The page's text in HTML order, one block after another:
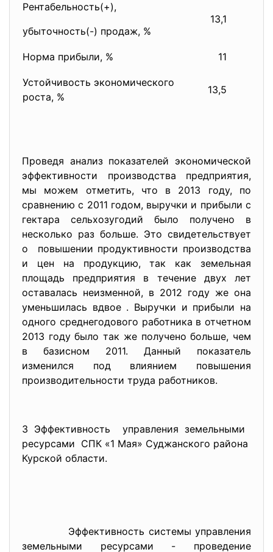
Рентабельность(+),
убыточность(-) продаж, %
13,1
Норма прибыли, % 11
Устойчивость экономического
роста, %
13,5
Проведя анализ показателей экономической
эффективности производства предприятия,
мы можем отметить, что в 2013 году, по
сравнению с 2011 годом, выручки и прибыли с
гектара сельхозугодий было получено в
несколько раз больше. Это свидетельствует
о повышении продуктивности производства
и цен на продукцию, так как земельная
площадь предприятия в течение двух лет
оставалась неизменной, в 2012 году же она
уменьшилась вдвое . Выручки и прибыли на
одного среднегодового работника в отчетном
2013 году было так же получено больше, чем
в базисном 2011. Данный показатель
изменился под влиянием повышения
производительности труда работников.
3 Эффективность управления земельными
ресурсами СПК «1 Мая» Суджанского района
Курской области.
Эффективность системы управления
земельными ресурсами - проведение